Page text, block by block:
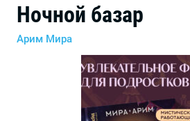
Ночной базар
Арим Мира